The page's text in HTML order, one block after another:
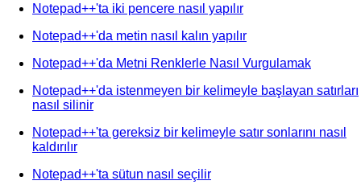
Notepad++'ta iki pencere nasıl yapılır
Notepad++'da metin nasıl kalın yapılır
Notepad++'da Metni Renklerle Nasıl Vurgulamak
Notepad++'da istenmeyen bir kelimeyle başlayan satırları
nasıl silinir
Notepad++'ta gereksiz bir kelimeyle satır sonlarını nasıl
kaldırılır
Notepad++'ta sütun nasıl seçilir